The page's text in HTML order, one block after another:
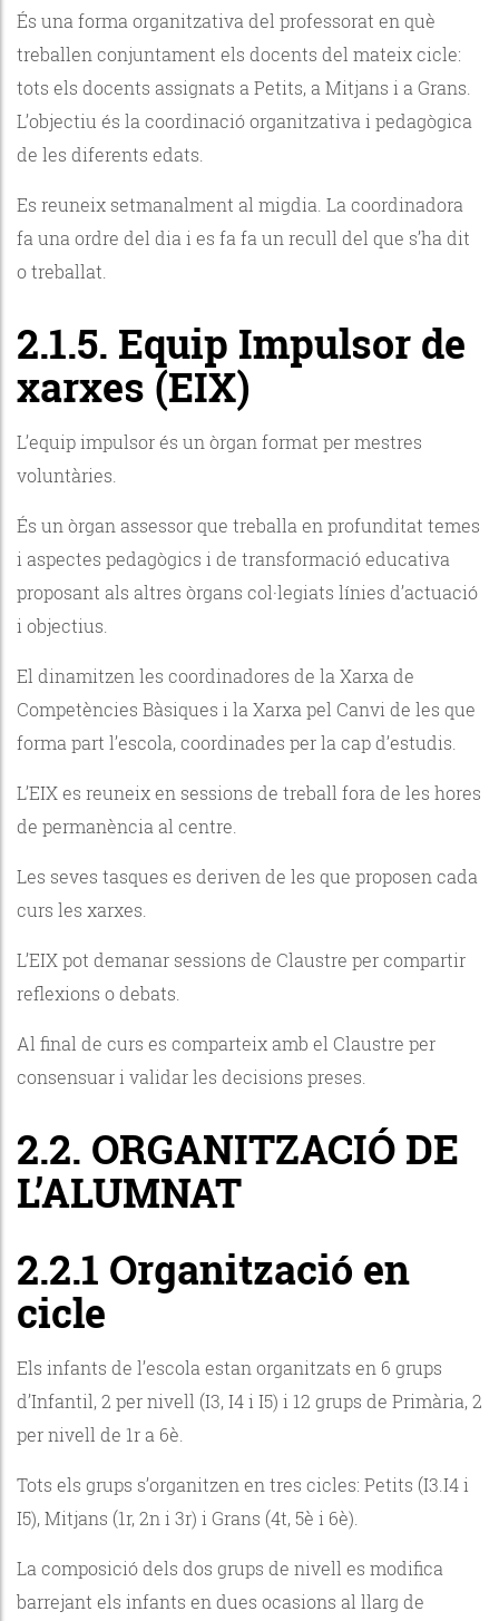
És una forma organitzativa del professorat en què
treballen conjuntament els docents del mateix cicle:
tots els docents assignats a Petits, a Mitjans i a Grans.
L’objectiu és la coordinació organitzativa i pedagògica
de les diferents edats.
Es reuneix setmanalment al migdia. La coordinadora
fa una ordre del dia i es fa fa un recull del que s’ha dit
o treballat.
2.1.5. Equip Impulsor de
xarxes (EIX)
L’equip impulsor és un òrgan format per mestres
voluntàries.
És un òrgan assessor que treballa en profunditat temes
i aspectes pedagògics i de transformació educativa
proposant als altres òrgans col·legiats línies d’actuació
i objectius.
El dinamitzen les coordinadores de la Xarxa de
Competències Bàsiques i la Xarxa pel Canvi de les que
forma part l’escola, coordinades per la cap d’estudis.
L’EIX es reuneix en sessions de treball fora de les hores
de permanència al centre.
Les seves tasques es deriven de les que proposen cada
curs les xarxes.
L’EIX pot demanar sessions de Claustre per compartir
reflexions o debats.
Al final de curs es comparteix amb el Claustre per
consensuar i validar les decisions preses.
2.2. ORGANITZACIÓ DE
L’ALUMNAT
2.2.1 Organització en
cicle
Els infants de l’escola estan organitzats en 6 grups
d’Infantil, 2 per nivell (I3, I4 i I5) i 12 grups de Primària, 2
per nivell de 1r a 6è.
Tots els grups s’organitzen en tres cicles: Petits (I3.I4 i
I5), Mitjans (1r, 2n i 3r) i Grans (4t, 5è i 6è).
La composició dels dos grups de nivell es modifica
barrejant els infants en dues ocasions al llarg de